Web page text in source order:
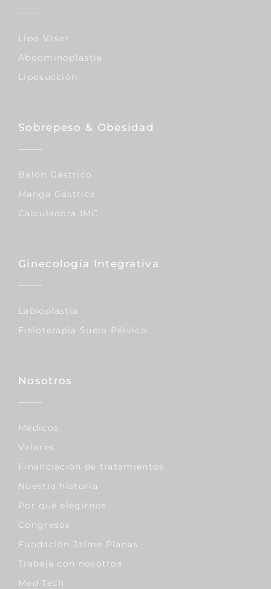
Lipo Vaser
Abdominoplastia
Liposucción
Sobrepeso & Obesidad
Balón Gástrico
Manga Gástrica
Calculadora IMC
Ginecología Integrativa
Labioplastia
Fisioterapia Suelo Pélvico
Nosotros
Médicos
Valores
Financiación de tratamientos
Nuestra historia
Por qué elegirnos
Congresos
Fundación Jaime Planas
Trabaja con nosotros
Med Tech